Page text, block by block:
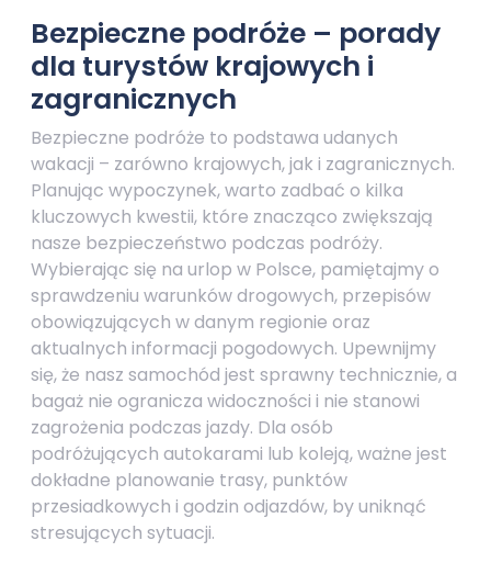
Bezpieczne podróże – porady
dla turystów krajowych i
zagranicznych
Bezpieczne podróże to podstawa udanych
wakacji – zarówno krajowych, jak i zagranicznych.
Planując wypoczynek, warto zadbać o kilka
kluczowych kwestii, które znacząco zwiększają
nasze bezpieczeństwo podczas podróży.
Wybierając się na urlop w Polsce, pamiętajmy o
sprawdzeniu warunków drogowych, przepisów
obowiązujących w danym regionie oraz
aktualnych informacji pogodowych. Upewnijmy
się, że nasz samochód jest sprawny technicznie, a
bagaż nie ogranicza widoczności i nie stanowi
zagrożenia podczas jazdy. Dla osób
podróżujących autokarami lub koleją, ważne jest
dokładne planowanie trasy, punktów
przesiadkowych i godzin odjazdów, by uniknąć
stresujących sytuacji.